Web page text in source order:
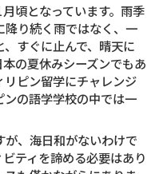
頃となっています。雨季
降り続く雨ではなく、一
すぐに止んで、晴天に
の夏休みシーズンでもあ
ピン留学にチャレンジ
の語学学校の中では一
、海日和がないわけで
ティを諦める必要はあり